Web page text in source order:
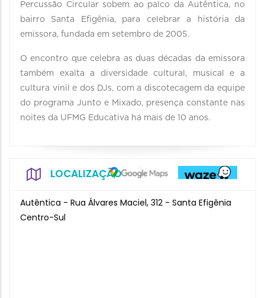
Percussão Circular sobem ao palco da Autêntica, no
bairro Santa Efigênia, para celebrar a história da
emissora, fundada em setembro de 2005.
O encontro que celebra as duas décadas da emissora
também exalta a diversidade cultural, musical e a
cultura vinil e dos DJs, com a discotecagem da equipe
do programa Junto e Mixado, presença constante nas
noites da UFMG Educativa há mais de 10 anos.
LOCALIZAÇÃO
Autêntica - Rua Álvares Maciel, 312 - Santa Efigênia
Centro-Sul